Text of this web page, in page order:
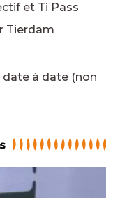
et Ti Pass
Tierdam
à date (non